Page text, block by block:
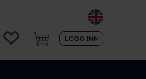
LOGG INN